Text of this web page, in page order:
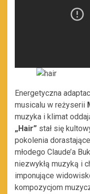
Energetyczna
musicalu w reżyserii
muzyka i klimat
„Hair” stał się
pokolenia
młodego Claude’a
niezwykłą muzyką i
imponujące
kompozycjom